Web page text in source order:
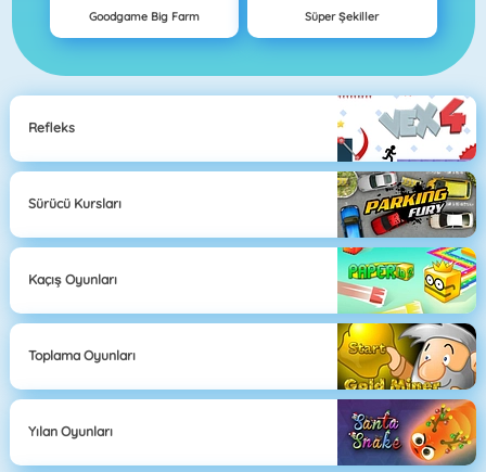
Goodgame Big Farm Süper Şekiller
Refleks
Sürücü Kursları
Kaçış Oyunları
Toplama Oyunları
Yılan Oyunları